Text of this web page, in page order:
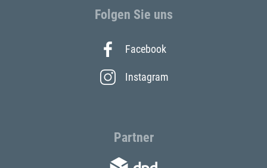
Folgen Sie uns
Facebook
Instagram
Partner